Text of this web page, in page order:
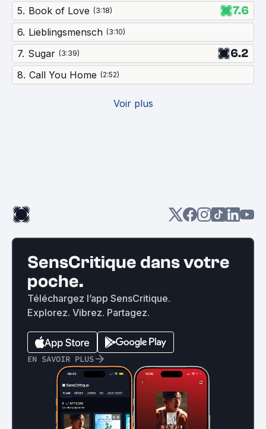
5. Book of Love (3:18) 7.6
6. Lieblingsmensch (3:10)
7. Sugar (3:39) 6.2
8. Call You Home (2:52)
Voir plus
SensCritique dans votre
poche.
Téléchargez l’app SensCritique.
Explorez. Vibrez. Partagez.
EN SAVOIR PLUS